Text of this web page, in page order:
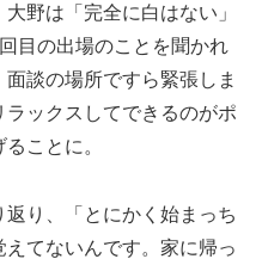
野は「完全に白はない」
目の出場のことを聞かれ
談の場所ですら緊張しま
ックスしてできるのがポ
ことに。
り、「とにかく始まっち
てないんです。家に帰っ